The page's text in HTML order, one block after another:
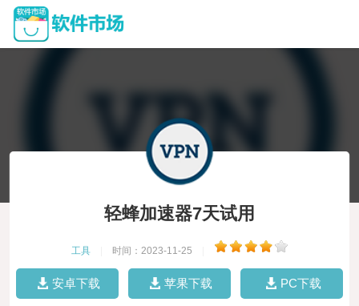
轻蜂加速器7天试用
工具 时间：2023-11-25
安卓下载 苹果下载 PC下载